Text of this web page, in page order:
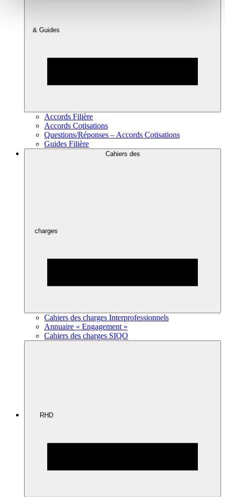
& Guides
Accords Filière
Accords Cotisations
Questions/Réponses – Accords Cotisations
Guides Filière
Cahiers des
charges
Cahiers des charges Interprofessionnels
Annuaire « Engagement »
Cahiers des charges SIQO
RHD